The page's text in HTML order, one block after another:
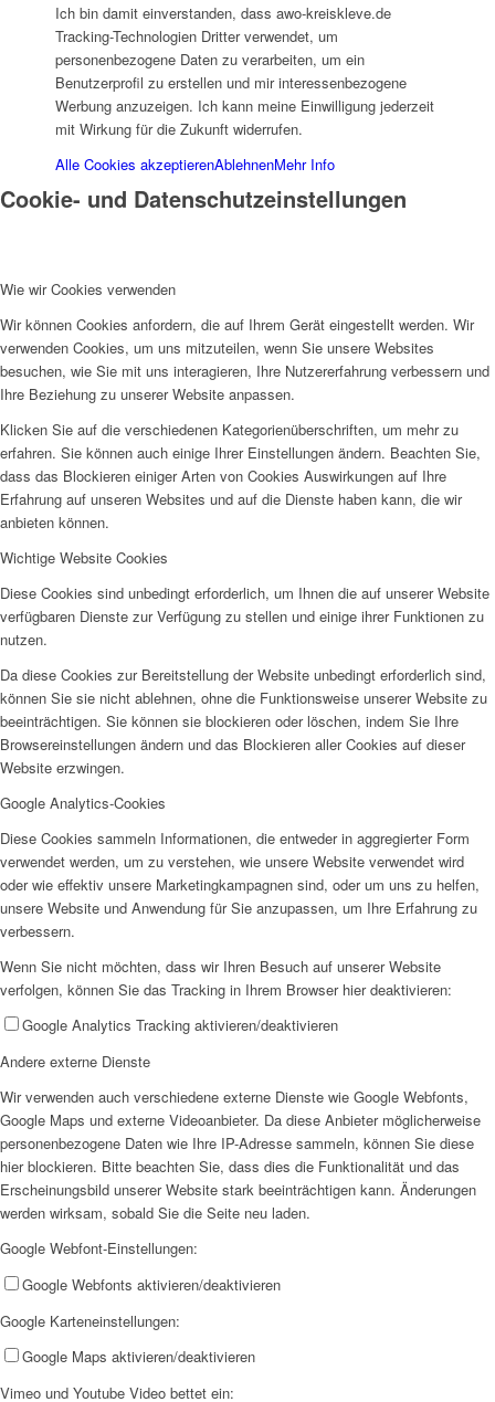
Storchennest
Kinderburg
Bedburg-Hau Mäuseburg
Goch-Nierspiraten
Sevelen Os Hött
Rheurdt Zwergenland
Wachtendonk An der Nette
OGS
Unser Konzept
Ich bin damit einverstanden, dass awo-kreiskleve.de
Tracking-Technologien Dritter verwendet, um
personenbezogene Daten zu verarbeiten, um ein
Benutzerprofil zu erstellen und mir interessenbezogene
Werbung anzuzeigen. Ich kann meine Einwilligung jederzeit
mit Wirkung für die Zukunft widerrufen.
Alle Cookies akzeptierenAblehnenMehr Info
Cookie- und Datenschutzeinstellungen
Wie wir Cookies verwenden
Wir können Cookies anfordern, die auf Ihrem Gerät eingestellt werden. Wir
verwenden Cookies, um uns mitzuteilen, wenn Sie unsere Websites
besuchen, wie Sie mit uns interagieren, Ihre Nutzererfahrung verbessern und
Ihre Beziehung zu unserer Website anpassen.
Klicken Sie auf die verschiedenen Kategorienüberschriften, um mehr zu
erfahren. Sie können auch einige Ihrer Einstellungen ändern. Beachten Sie,
dass das Blockieren einiger Arten von Cookies Auswirkungen auf Ihre
Erfahrung auf unseren Websites und auf die Dienste haben kann, die wir
anbieten können.
Wichtige Website Cookies
Diese Cookies sind unbedingt erforderlich, um Ihnen die auf unserer Website
verfügbaren Dienste zur Verfügung zu stellen und einige ihrer Funktionen zu
nutzen.
Da diese Cookies zur Bereitstellung der Website unbedingt erforderlich sind,
können Sie sie nicht ablehnen, ohne die Funktionsweise unserer Website zu
beeinträchtigen. Sie können sie blockieren oder löschen, indem Sie Ihre
Browsereinstellungen ändern und das Blockieren aller Cookies auf dieser
Website erzwingen.
Google Analytics-Cookies
Diese Cookies sammeln Informationen, die entweder in aggregierter Form
verwendet werden, um zu verstehen, wie unsere Website verwendet wird
oder wie effektiv unsere Marketingkampagnen sind, oder um uns zu helfen,
unsere Website und Anwendung für Sie anzupassen, um Ihre Erfahrung zu
verbessern.
Wenn Sie nicht möchten, dass wir Ihren Besuch auf unserer Website
verfolgen, können Sie das Tracking in Ihrem Browser hier deaktivieren:
Google Analytics Tracking aktivieren/deaktivieren
Andere externe Dienste
Wir verwenden auch verschiedene externe Dienste wie Google Webfonts,
Google Maps und externe Videoanbieter. Da diese Anbieter möglicherweise
personenbezogene Daten wie Ihre IP-Adresse sammeln, können Sie diese
hier blockieren. Bitte beachten Sie, dass dies die Funktionalität und das
Erscheinungsbild unserer Website stark beeinträchtigen kann. Änderungen
werden wirksam, sobald Sie die Seite neu laden.
Google Webfont-Einstellungen:
Google Webfonts aktivieren/deaktivieren
Google Karteneinstellungen:
Google Maps aktivieren/deaktivieren
Vimeo und Youtube Video bettet ein: